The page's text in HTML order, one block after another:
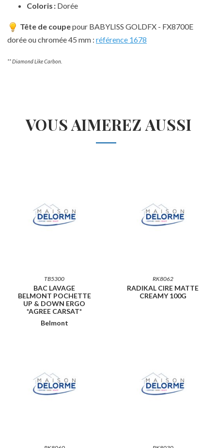
Coloris : Dorée
Tête de coupepour BABYLISS GOLDFX - FX8700E
dorée ou chromée 45 mm : référence 1678
** Diamond Like Carbon.
VOUS AIMEREZ AUSSI
TB5300
BAC LAVAGE
BELMONT POCHETTE
UP & DOWN ERGO
*AGREE CARSAT*
Belmont
RK8062
RADIKAL CIRE MATTE
CREAMY 100G